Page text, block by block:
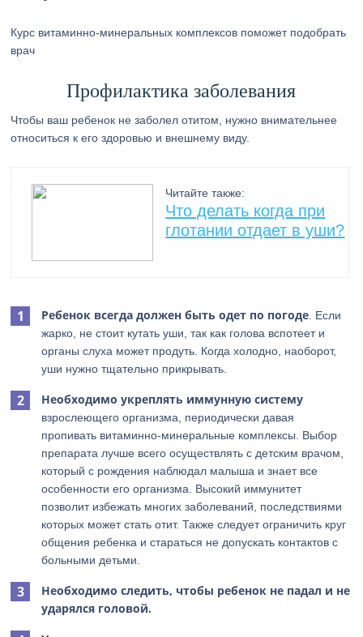
Курс витаминно-минеральных комплексов поможет подобрать
врач
Профилактика заболевания
Чтобы ваш ребенок не заболел отитом, нужно внимательнее
относиться к его здоровью и внешнему виду.
Читайте также:
Что делать когда при
глотании отдает в уши?
Ребенок всегда должен быть одет по погоде . Если
жарко, не стоит кутать уши, так как голова вспотеет и
органы слуха может продуть. Когда холодно, наоборот,
уши нужно тщательно прикрывать.
Необходимо укреплять иммунную систему
взрослеющего организма, периодически давая
пропивать витаминно-минеральные комплексы. Выбор
препарата лучше всего осуществлять с детским врачом,
который с рождения наблюдал малыша и знает все
особенности его организма. Высокий иммунитет
позволит избежать многих заболеваний, последствиями
которых может стать отит. Также следует ограничить круг
общения ребенка и стараться не допускать контактов с
больными детьми.
Необходимо следить, чтобы ребенок не падал и не
ударялся головой.